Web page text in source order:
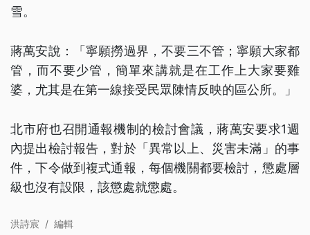
雪。
蔣萬安說：「寧願撈過界，不要三不管；寧願大家都
管，而不要少管，簡單來講就是在工作上大家要雞
婆，尤其是在第一線接受民眾陳情反映的區公所。」
北市府也召開通報機制的檢討會議，蔣萬安要求1週
內提出檢討報告，對於「異常以上、災害未滿」的事
件，下令做到複式通報，每個機關都要檢討，懲處層
級也沒有設限，該懲處就懲處。
洪詩宸 / 編輯